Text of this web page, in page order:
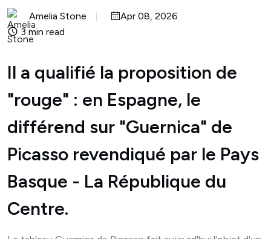
Amelia Stone
Apr 08, 2026
3 min read
Il a qualifié la proposition de
"rouge" : en Espagne, le
différend sur "Guernica" de
Picasso revendiqué par le Pays
Basque - La République du
Centre.